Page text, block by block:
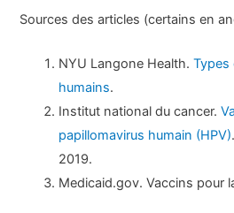
Sources des articles (certains en
NYU Langone Health.Types
humains.
Institut national du cancer.
papillomavirus humain (HPV)
2019.
Medicaid.gov. Vaccins pour